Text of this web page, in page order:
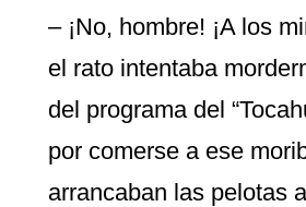
– ¡No, hombre! ¡A los
el rato intentaba
del programa del
por comerse a ese
arrancaban las pelotas